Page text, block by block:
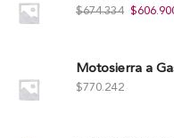
$674.334 $
Motosierra a
$770.242